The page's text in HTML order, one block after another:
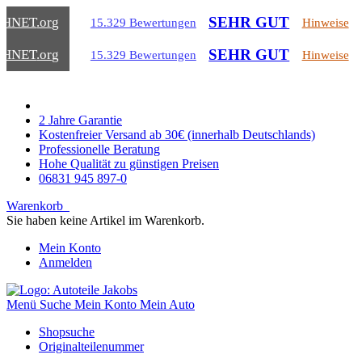
.org 15.329 Bewertungen SEHR GUT Hinweise
.org 15.329 Bewertungen SEHR GUT Hinweise
2 Jahre Garantie
Kostenfreier Versand ab 30€ (innerhalb Deutschlands)
Professionelle Beratung
Hohe Qualität zu günstigen Preisen
06831 945 897-0
Warenkorb
Sie haben keine Artikel im Warenkorb.
Mein Konto
Anmelden
Menü Suche Mein Konto Mein Auto
Shopsuche
Originalteilenummer